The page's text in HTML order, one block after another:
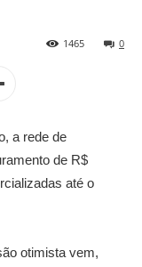
0
1465
a rede de
de R$
até o
otimista vem,